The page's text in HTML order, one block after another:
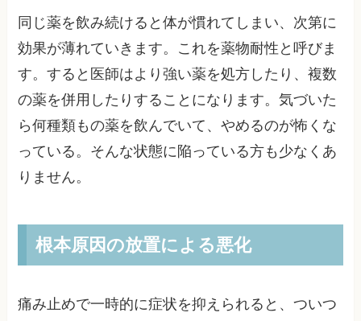
同じ薬を飲み続けると体が慣れてしまい、次第に
効果が薄れていきます。これを薬物耐性と呼びま
す。すると医師はより強い薬を処方したり、複数
の薬を併用したりすることになります。気づいた
ら何種類もの薬を飲んでいて、やめるのが怖くな
っている。そんな状態に陥っている方も少なくあ
りません。
根本原因の放置による悪化
痛み止めで一時的に症状を抑えられると、ついつ